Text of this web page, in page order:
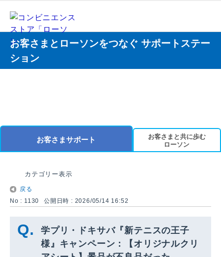
お客さまとローソンをつなぐ サポートステー
ション
お客さまサポート
お客さまと共に歩む
ローソン
カテゴリー表示
戻る
No : 1130
公開日時 : 2026/05/14 16:52
学プリ・ドキサバ『新テニスの王子
様』キャンペーン：【オリジナルクリ